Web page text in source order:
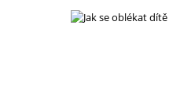
běžně vyskytují v